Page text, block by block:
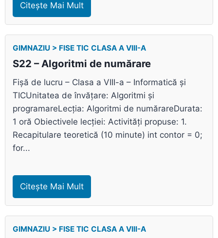
Citește Mai Mult
GIMNAZIU > FISE TIC CLASA A VIII-A
S22 – Algoritmi de numărare
Fișă de lucru – Clasa a VIII-a – Informatică și
TICUnitatea de învățare: Algoritmi și
programareLecția: Algoritmi de numărareDurata:
1 oră Obiectivele lecției: Activități propuse: 1.
Recapitulare teoretică (10 minute) int contor = 0;
for...
Citește Mai Mult
GIMNAZIU > FISE TIC CLASA A VIII-A